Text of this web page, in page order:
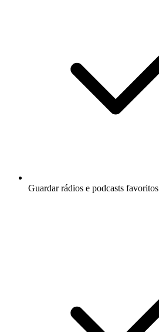
Guardar rádios e podcasts favoritos